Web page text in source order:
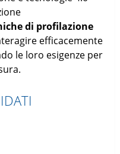
di profilazione
efficacemente
le loro esigenze per